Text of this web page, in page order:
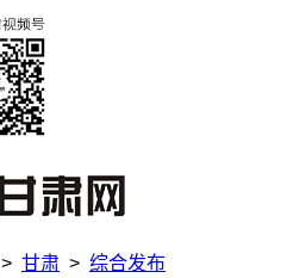
> 甘肃 > 综合发布